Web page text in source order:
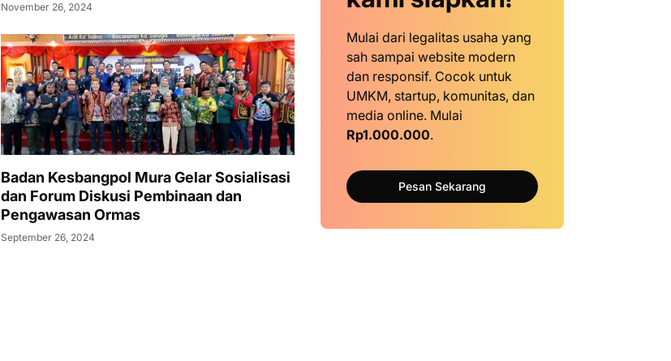
November 26, 2024
Badan Kesbangpol Mura Gelar Sosialisasi
dan Forum Diskusi Pembinaan dan
Pengawasan Ormas
September 26, 2024
Mulai dari legalitas usaha yang
sah sampai website modern
dan responsif. Cocok untuk
UMKM, startup, komunitas, dan
media online. Mulai
Rp1.000.000.
Pesan Sekarang